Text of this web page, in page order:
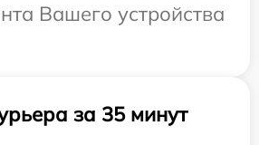
Вашего устройства
за 35 минут